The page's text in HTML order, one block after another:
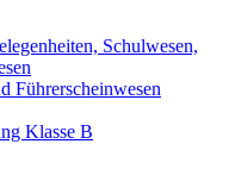
Schulwesen,
Führerscheinwesen
Klasse B